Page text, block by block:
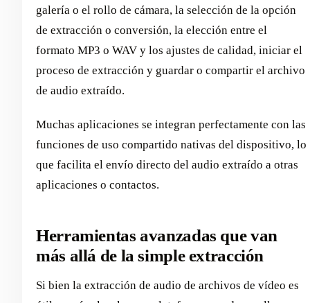
galería o el rollo de cámara, la selección de la opción
de extracción o conversión, la elección entre el
formato MP3 o WAV y los ajustes de calidad, iniciar el
proceso de extracción y guardar o compartir el archivo
de audio extraído.
Muchas aplicaciones se integran perfectamente con las
funciones de uso compartido nativas del dispositivo, lo
que facilita el envío directo del audio extraído a otras
aplicaciones o contactos.
Herramientas avanzadas que van
más allá de la simple extracción
Si bien la extracción de audio de archivos de vídeo es